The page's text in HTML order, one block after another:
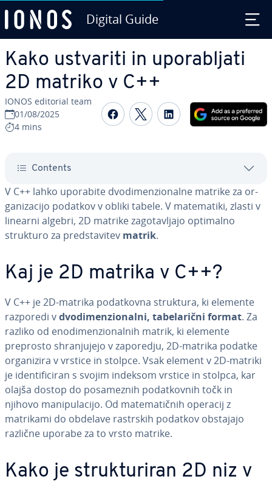
Digital Guide
Kako ustvariti in upo­ra­blja­ti
2D matriko v C++
IONOS editorial team
01/08/2025
4 mins
Share on Facebook
Share on Twitter
Share on
Contents
V C++ lahko uporabite dvo­di­men­zi­o­nal­ne matrike za or­
ga­ni­za­ci­jo podatkov v obliki tabele. V ma­te­ma­ti­ki, zlasti v
linearni algebri, 2D matrike za­go­ta­vlja­jo optimalno
strukturo za pred­sta­vi­tev matrik.
Kaj je 2D matrika v C++?
V C++ je 2D-matrika po­dat­kov­na struktura, ki elemente
razporedi vdvo­di­men­zi­o­nal­ni, ta­be­la­rič­ni format. Za
razliko od eno­di­men­zi­o­nal­nih matrik, ki elemente
preprosto shra­nju­je­jo v zaporedju, 2D-matrika podatke
or­ga­ni­zi­ra v vrstice in stolpce. Vsak element v 2D-matriki
je iden­ti­fi­ci­ran s svojim indeksom vrstice in stolpca, kar
olajša dostop do po­sa­me­znih po­dat­kov­nih točk in
njihovo ma­ni­pu­la­ci­jo. Od ma­te­ma­tič­nih operacij z
matrikami do obdelave rastrskih podatkov obstajajo
različne uporabe za to vrsto matrike.
Kako je struk­tu­ri­ran 2D niz v